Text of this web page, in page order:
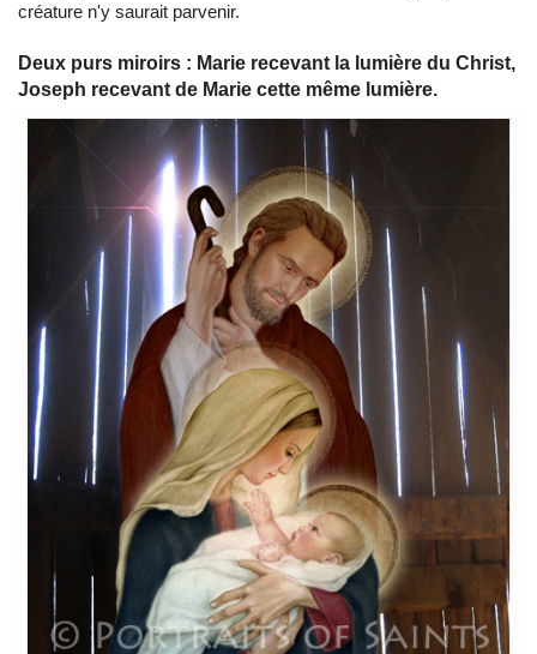
créature n'y saurait parvenir.
Deux purs miroirs : Marie recevant la lumière du Christ,
Joseph recevant de Marie cette même lumière.